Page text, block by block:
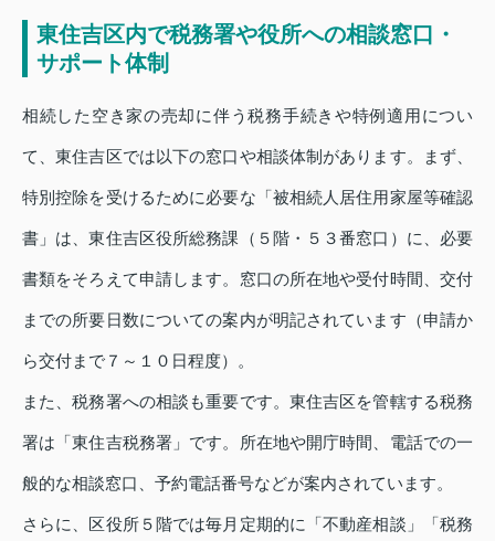
東住吉区内で税務署や役所への相談窓口・
サポート体制
相続した空き家の売却に伴う税務手続きや特例適用につい
て、東住吉区では以下の窓口や相談体制があります。まず、
特別控除を受けるために必要な「被相続人居住用家屋等確認
書」は、東住吉区役所総務課（５階・５３番窓口）に、必要
書類をそろえて申請します。窓口の所在地や受付時間、交付
までの所要日数についての案内が明記されています（申請か
ら交付まで７～１０日程度）。
また、税務署への相談も重要です。東住吉区を管轄する税務
署は「東住吉税務署」です。所在地や開庁時間、電話での一
般的な相談窓口、予約電話番号などが案内されています。
さらに、区役所５階では毎月定期的に「不動産相談」「税務